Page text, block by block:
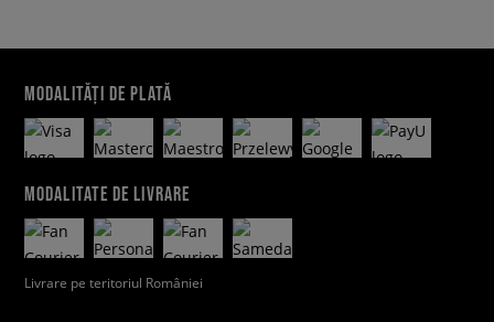
MODALITĂȚI DE PLATĂ
MODALITATE DE LIVRARE
Livrare pe teritoriul României